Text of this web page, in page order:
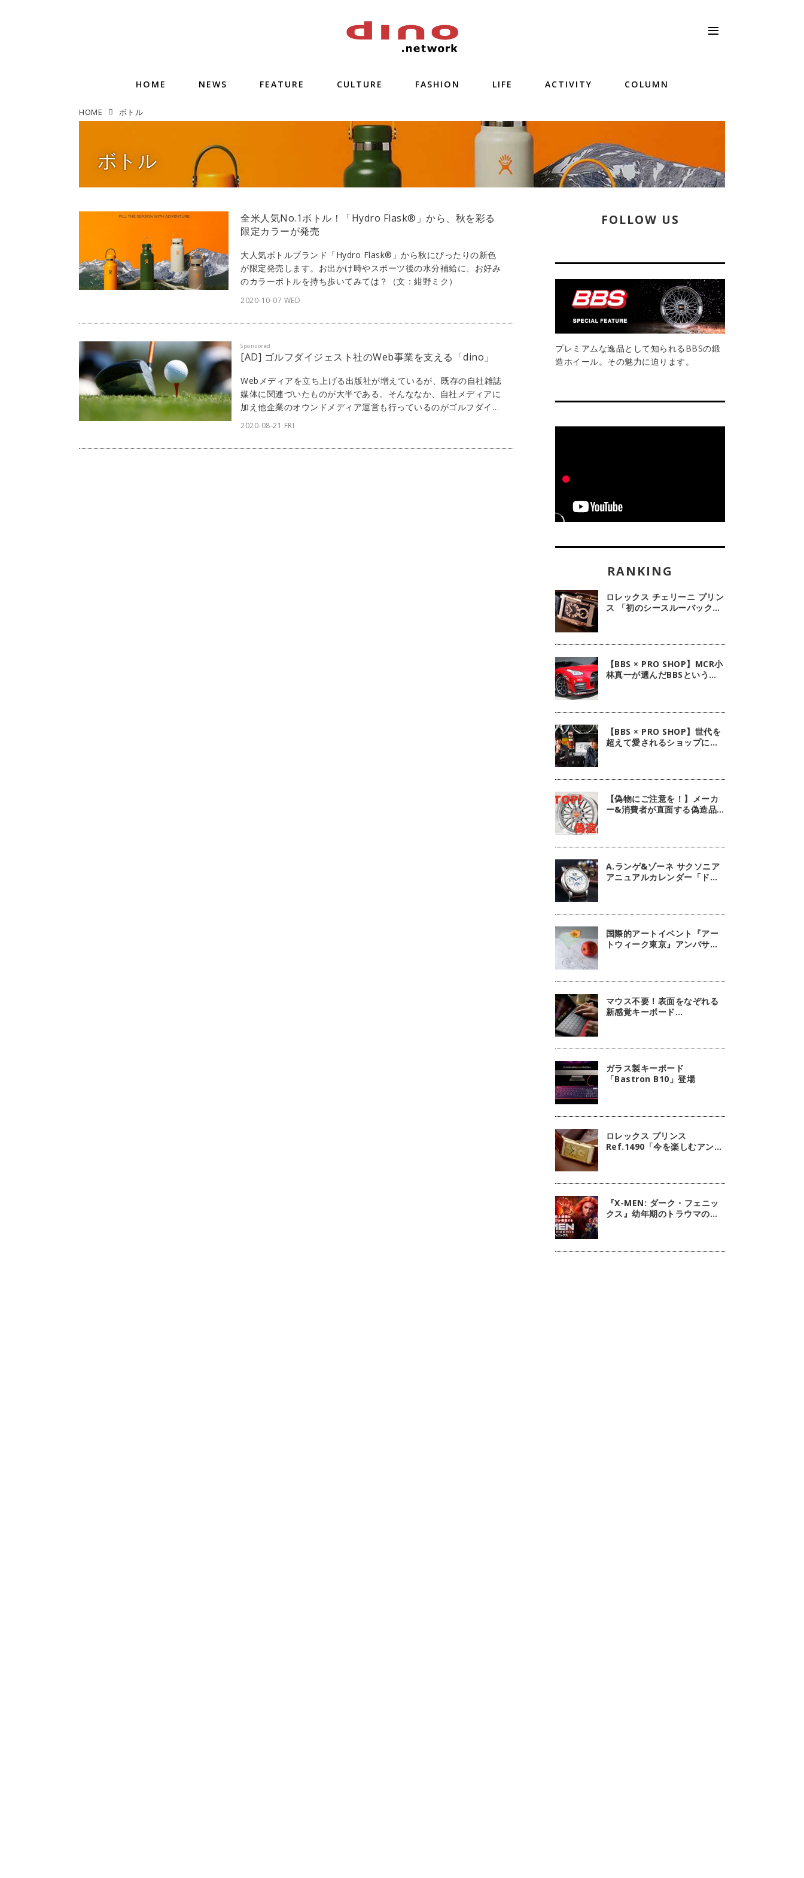
HOME NEWS FEATURE CULTURE FASHION LIFE ACTIVITY COLUMN
HOME ボトル
ボトル
全米人気No.1ボトル！「Hydro Flask®︎」から、秋を彩る
限定カラーが発売
大人気ボトルブランド「Hydro Flask®︎」から秋にぴったりの新色
が限定発売します。お出かけ時やスポーツ後の水分補給に、お好み
のカラーボトルを持ち歩いてみては？（文：紺野ミク）
2020-10-07 WED
[AD] ゴルフダイジェスト社のWeb事業を支える「dino」
Webメディアを立ち上げる出版社が増えているが、既存の自社雑誌
媒体に関連づいたものが大半である。そんななか、自社メディアに
加え他企業のオウンドメディア運営も行っているのがゴルフダイジ
Webメディアの背景と展望について話を聞いた。
Sponsored
2020-08-21 FRI
FOLLOW US
プレミアムな逸品として知られるBBSの鍛
造ホイール。その魅力に迫ります。
ロレックス チェリーニ プリン
ス 「初のシースルーバック・
【BBS × PRO SHOP】MCR小
林真一が選んだBBSという選
【BBS × PRO SHOP】世代を
超えて愛されるショップに。
【偽物にご注意を！】メーカ
ー&消費者が直面する偽造品
A.ランゲ&ゾーネ サクソニア
アニュアルカレンダー「ドイ
国際的アートイベント『アー
トウィーク東京』アンバサダ
マウス不要！表面をなぞれる
新感覚キーボード
ガラス製キーボード
「Bastron B10」登場
ロレックス プリンス
Ref.1490「今を楽しむアンテ
『X-MEN: ダーク・フェニッ
クス』幼年期のトラウマの扱